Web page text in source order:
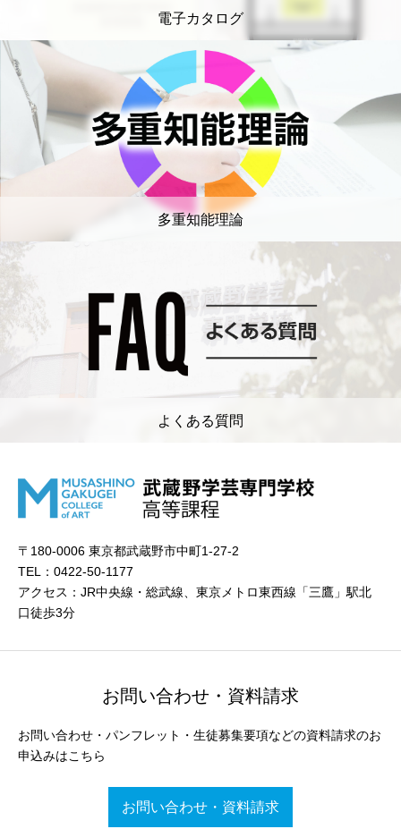
電子カタログ
多重知能理論
よくある質問
〒180-0006 東京都武蔵野市中町1-27-2
TEL：0422-50-1177
アクセス：JR中央線・総武線、東京メトロ東西線「三鷹」駅北
口徒歩3分
お問い合わせ・資料請求
お問い合わせ・パンフレット・生徒募集要項などの資料請求のお
申込みはこちら
お問い合わせ・資料請求